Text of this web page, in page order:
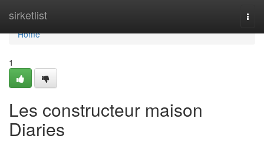
sirketlist
Home
Home
1
Les constructeur maison
Diaries